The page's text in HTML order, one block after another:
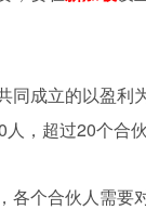
同成立的以盈
，超过20个合
个合伙人需要